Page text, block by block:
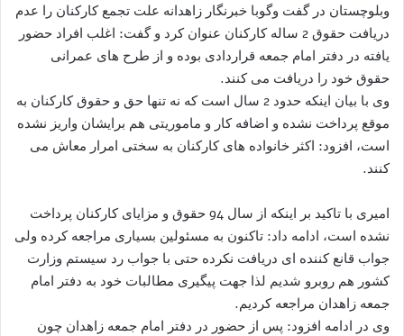
وبلوچستان در گفت وگوبا خبرنگار زاهدانه علت تجمع کارکنان را عدم
دریافت حقوق 2 ساله کارکنان عنوان کرد و گفت: اغلب افراد حضور
یافته در دفتر امام جمعه قراردادی بوده و از طرح های عمرانی
حقوق خود را دریافت می کنند.
وی با بیان اینکه حدود 2 سال است که نه تنها حق و حقوق کارکنان به
موقع پرداخت نشده و اضافه کار و ماموریتی هم برایشان واریز نشده
است، افزود: اکثر خانواده های کارکنان به سختی امرار معاش می
کنند.
امیری با تاکید بر اینکه از سال 94 حقوق و مزایای کارکنان پرداخت
نشده است، ادامه داد: تاکنون به مسئولین بسیاری مراجعه کرده ولی
جواب قانع کننده ای دریافت نکرده حتی با جواب رد سیستم وزارت
کشور هم روبرو شدیم لذا جهت پیگیری مطالبات خود به دفتر امام
جمعه زاهدان مراجعه کردیم.
وی در ادامه افزود: پس از حضور در دفتر امام جمعه زاهدان چون